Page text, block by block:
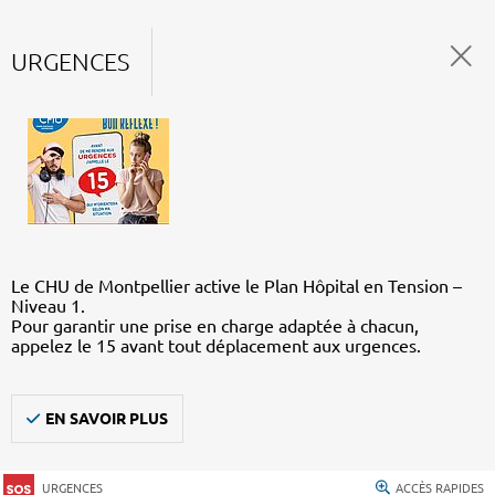
URGENCES
Le CHU de Montpellier active le Plan Hôpital en Tension –
Niveau 1.
Pour garantir une prise en charge adaptée à chacun,
appelez le 15 avant tout déplacement aux urgences.
EN SAVOIR PLUS
URGENCES ACCÈS RAPIDES